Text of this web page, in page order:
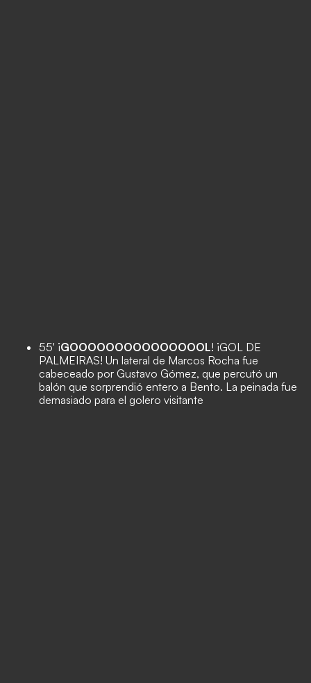
55' ¡GOOOOOOOOOOOOOOOL! ¡GOL DE
PALMEIRAS! Un lateral de Marcos Rocha fue
cabeceado por Gustavo Gómez, que percutó un
balón que sorprendió entero a Bento. La peinada fue
demasiado para el golero visitante